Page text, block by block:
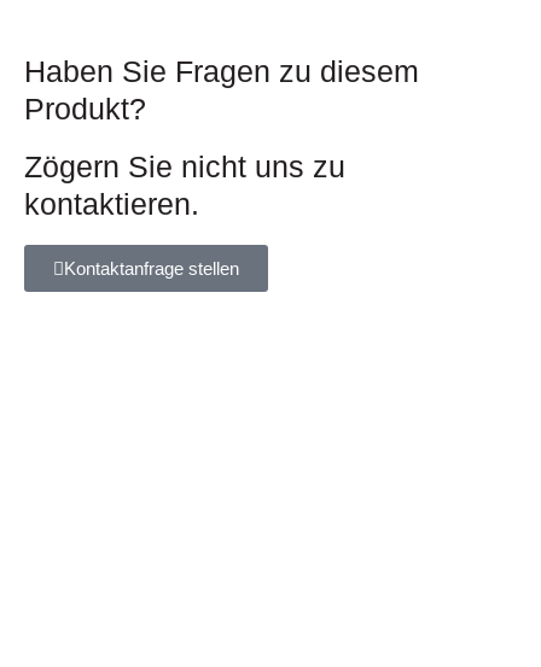
Haben Sie Fragen zu diesem
Produkt?
Zögern Sie nicht uns zu
kontaktieren.
Kontaktanfrage stellen